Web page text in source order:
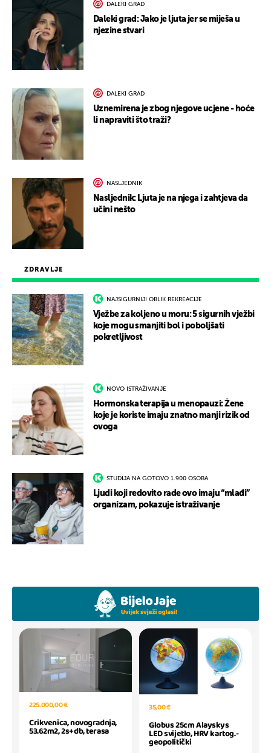
ZDRAVLJE
NAJSIGURNIJI OBLIK REKREACIJE
Vježbe za koljeno u moru: 5 sigurnih vježbi
koje mogu smanjiti bol i poboljšati
pokretljivost
NOVO ISTRAŽIVANJE
Hormonska terapija u menopauzi: Žene
koje je koriste imaju znatno manji rizik od
ovoga
STUDIJA NA GOTOVO 1.900 OSOBA
Ljudi koji redovito rade ovo imaju “mlađi”
organizam, pokazuje istraživanje
DALEKI GRAD
Daleki grad: Jako je ljuta jer se miješa u
njezine stvari
DALEKI GRAD
Uznemirena je zbog njegove ucjene - hoće
li napraviti što traži?
NASLJEDNIK
Nasljednik: Ljuta je na njega i zahtjeva da
učini nešto
225.000,00 €
Crikvenica, novogradnja,
53.62m2, 2s+db, terasa
35,00 €
Globus 25cm Alayskys
LED svijetlo, HRV kartog.-
geopolitički